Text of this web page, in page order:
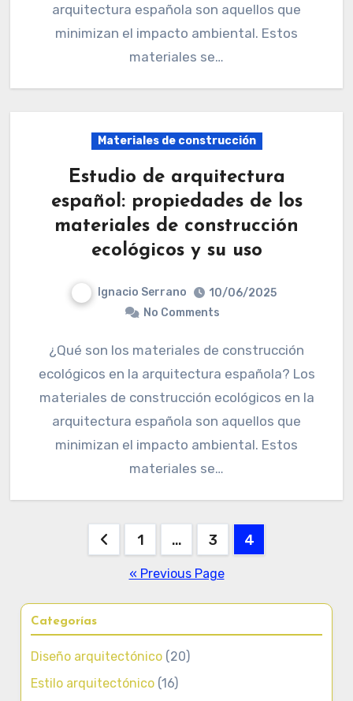
arquitectura española son aquellos que
minimizan el impacto ambiental. Estos
materiales se…
Materiales de construcción
Estudio de arquitectura
español: propiedades de los
materiales de construcción
ecológicos y su uso
Ignacio Serrano
10/06/2025
No Comments
¿Qué son los materiales de construcción
ecológicos en la arquitectura española? Los
materiales de construcción ecológicos en la
arquitectura española son aquellos que
minimizan el impacto ambiental. Estos
materiales se…
pagination
1 … 3 4
« Previous Page
Categorías
Diseño arquitectónico (20)
Estilo arquitectónico (16)